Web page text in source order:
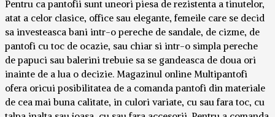
Pentru ca pantofii sunt uneori piesa de rezistenta a tinutelor,
atat a celor clasice, office sau elegante, femeile care se decid
sa investeasca bani intr-o pereche de sandale, de cizme, de
pantofi cu toc de ocazie, sau chiar si intr-o simpla pereche
de papuci sau balerini trebuie sa se gandeasca de doua ori
inainte de a lua o decizie. Magazinul online Multipantofi
ofera oricui posibilitatea de a comanda pantofi din materiale
de cea mai buna calitate, in culori variate, cu sau fara toc, cu